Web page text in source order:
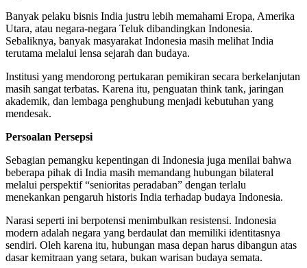
Banyak pelaku bisnis India justru lebih memahami Eropa, Amerika
Utara, atau negara-negara Teluk dibandingkan Indonesia.
Sebaliknya, banyak masyarakat Indonesia masih melihat India
terutama melalui lensa sejarah dan budaya.
Institusi yang mendorong pertukaran pemikiran secara berkelanjutan
masih sangat terbatas. Karena itu, penguatan think tank, jaringan
akademik, dan lembaga penghubung menjadi kebutuhan yang
mendesak.
Persoalan Persepsi
Sebagian pemangku kepentingan di Indonesia juga menilai bahwa
beberapa pihak di India masih memandang hubungan bilateral
melalui perspektif “senioritas peradaban” dengan terlalu
menekankan pengaruh historis India terhadap budaya Indonesia.
Narasi seperti ini berpotensi menimbulkan resistensi. Indonesia
modern adalah negara yang berdaulat dan memiliki identitasnya
sendiri. Oleh karena itu, hubungan masa depan harus dibangun atas
dasar kemitraan yang setara, bukan warisan budaya semata.